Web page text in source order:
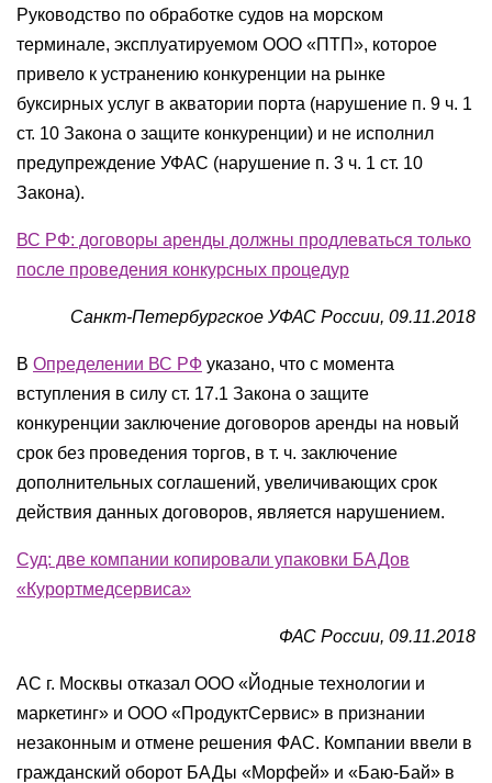
Руководство по обработке судов на морском
терминале, эксплуатируемом ООО «ПТП», которое
привело к устранению конкуренции на рынке
буксирных услуг в акватории порта (нарушение п. 9 ч. 1
ст. 10 Закона о защите конкуренции) и не исполнил
предупреждение УФАС (нарушение п. 3 ч. 1 ст. 10
Закона).
ВС РФ: договоры аренды должны продлеваться только
после проведения конкурсных процедур
Санкт-Петербургское УФАС России, 09.11.2018
В Определении ВС РФ указано, что с момента
вступления в силу ст. 17.1 Закона о защите
конкуренции заключение договоров аренды на новый
срок без проведения торгов, в т. ч. заключение
дополнительных соглашений, увеличивающих срок
действия данных договоров, является нарушением.
Суд: две компании копировали упаковки БАДов
«Курортмедсервиса»
ФАС России, 09.11.2018
АС г. Москвы отказал ООО «Йодные технологии и
маркетинг» и ООО «ПродуктСервис» в признании
незаконным и отмене решения ФАС. Компании ввели в
гражданский оборот БАДы «Морфей» и «Баю-Бай» в